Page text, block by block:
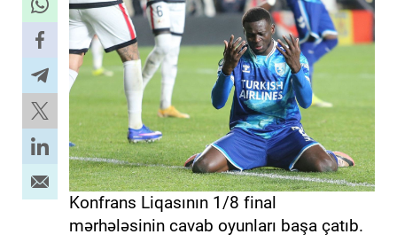
Konfrans Liqasının 1/8 final
mərhələsinin cavab oyunları başa çatıb.